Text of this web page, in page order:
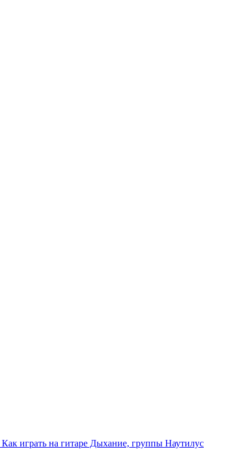
Как играть на гитаре Дыхание, группы Наутилус